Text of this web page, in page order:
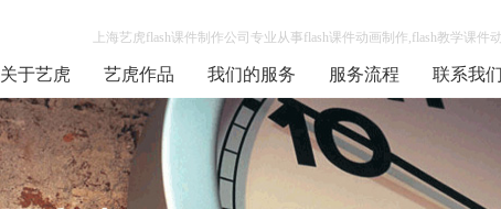
上海艺虎flash课件制作公司专业从事flash课件动画制作,flash教学课件
关于艺虎 艺虎作品 我们的服务 服务流程 联系我们